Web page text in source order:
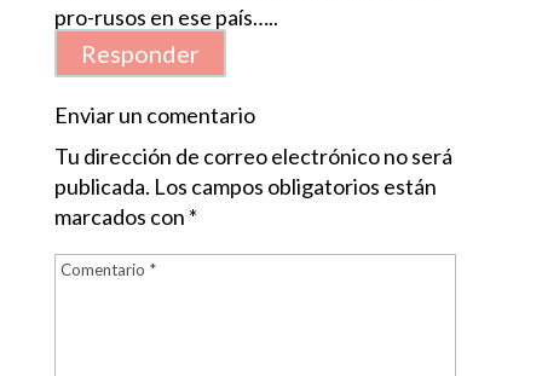
pro-rusos en ese país…..
Responder
Enviar un comentario
Tu dirección de correo electrónico no será
publicada. Los campos obligatorios están
marcados con *